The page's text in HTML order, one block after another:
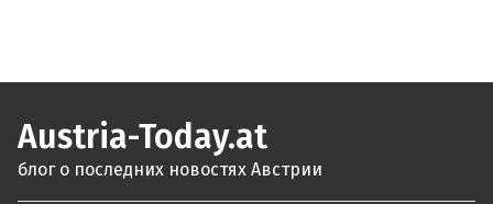
Austria-Today.at
блог о последних новостях Австрии